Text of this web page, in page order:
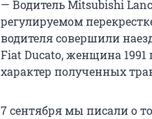
— Водитель Mitsubishi
регулируемом
водителя совершили
Fiat Ducato, женщина 1991
характер полученных
7 сентября мы писали о